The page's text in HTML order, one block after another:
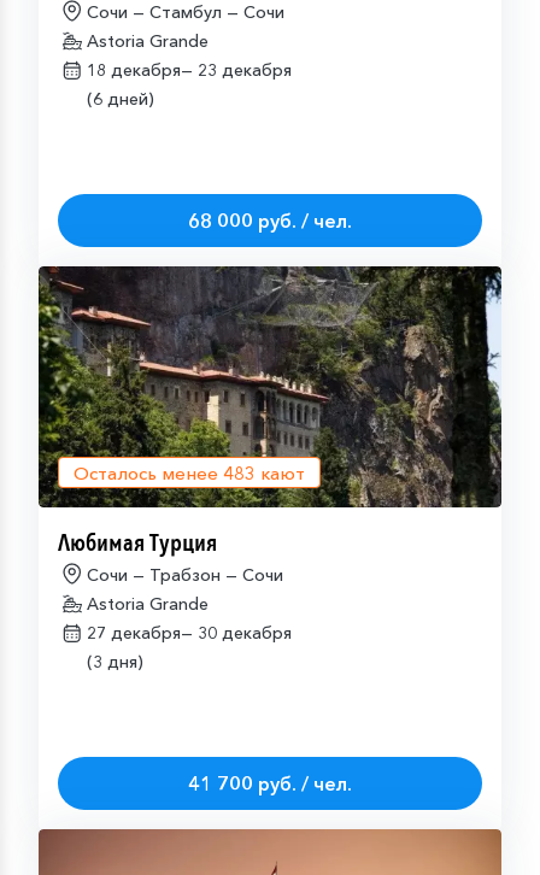
Сочи — Стамбул — Сочи
Astoria Grande
18 декабря— 23 декабря
(6 дней)
68 000 руб. / чел.
Осталось менее 483 кают
Любимая Турция
Сочи — Трабзон — Сочи
Astoria Grande
27 декабря— 30 декабря
(3 дня)
41 700 руб. / чел.